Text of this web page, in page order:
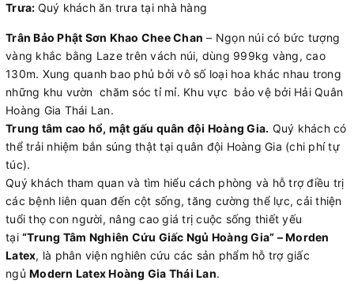
Trưa: Quý khách ăn trưa tại nhà hàng
Trân Bảo Phật Sơn Khao Chee Chan – Ngọn núi có bức tượng
vàng khắc bằng Laze trên vách núi, dùng 999kg vàng, cao
130m. Xung quanh bao phủ bởi vô số loại hoa khác nhau trong
những khu vườn chăm sóc tỉ mỉ. Khu vực bảo vệ bởi Hải Quân
Hoàng Gia Thái Lan.
Trung tâm cao hổ, mật gấu quân đội Hoàng Gia. Quý khách có
thể trải nhiệm bắn súng thật tại quân đội Hoàng Gia (chi phí tự
túc).
Quý khách tham quan và tìm hiểu cách phòng và hỗ trợ điều trị
các bệnh liên quan đến cột sống, tăng cường thể lực, cải thiện
tuổi thọ con người, nâng cao giá trị cuộc sống thiết yếu
tại “Trung Tâm Nghiên Cứu Giấc Ngủ Hoàng Gia” – Morden
Latex, là phân viện nghiên cứu các sản phẩm hỗ trợ giấc
ngủ Modern Latex Hoàng Gia Thái Lan.